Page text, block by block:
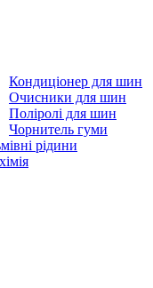
Кондиціонер для шин
Очисники для шин
Поліролі для шин
Чорнитель гуми
рідини